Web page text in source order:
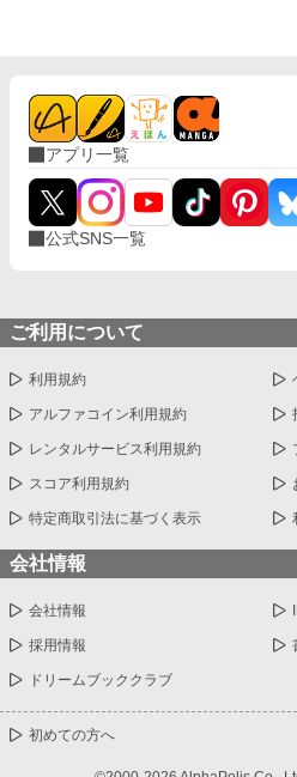
アプリ一覧
公式SNS一覧
ご利用について
利用規約
アルファコイン利用規約
レンタルサービス利用規約
スコア利用規約
特定商取引法に基づく表示
会社情報
会社情報
採用情報
ドリームブッククラブ
初めての方へ